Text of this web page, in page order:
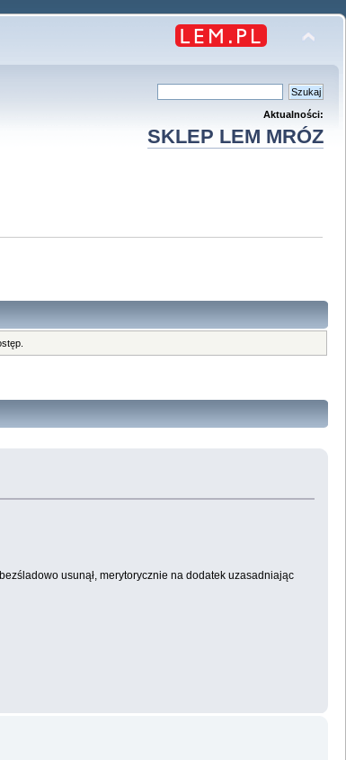
Aktualności:
SKLEP LEM MRÓZ
usunął, merytorycznie na dodatek uzasadniając